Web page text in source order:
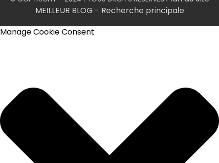
MEILLEUR BLOG - Recherche principale
Manage Cookie Consent